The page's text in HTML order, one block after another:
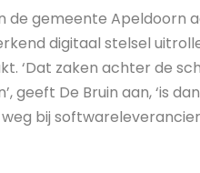
gemeente Apeldoorn
digitaal stelsel
‘Dat zaken achter de
geeft De Bruin aan, ‘is
bij